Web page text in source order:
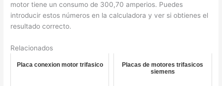
motor tiene un consumo de 300,70 amperios. Puedes
introducir estos números en la calculadora y ver si obtienes el
resultado correcto.
Relacionados
Placa conexion motor trifasico
Placas de motores trifasicos
siemens